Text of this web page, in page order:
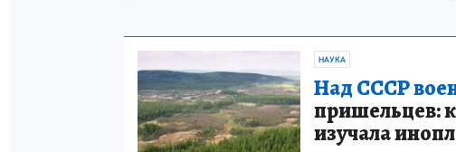
НАУКА
Над СССР
пришельцев:
изучала